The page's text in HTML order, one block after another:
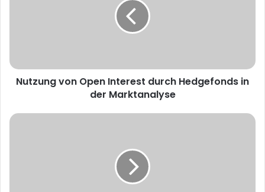
e
Nutzung von Open Interest durch Hedgefonds in
der Marktanalyse